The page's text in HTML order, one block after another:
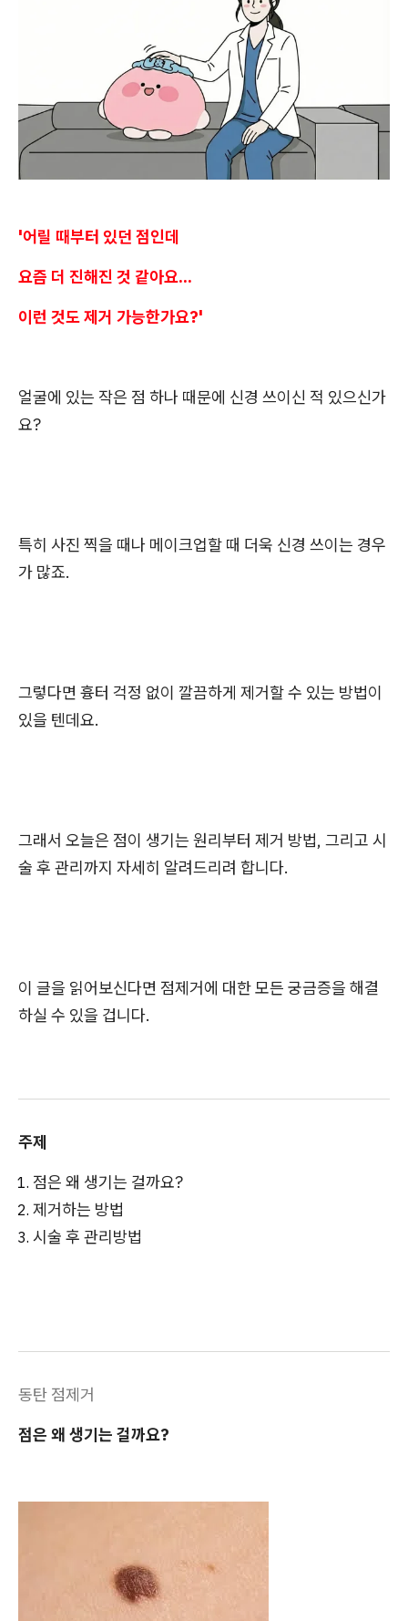
'어릴 때부터 있던 점인데
요즘 더 진해진 것 같아요...
이런 것도 제거 가능한가요?'
얼굴에 있는 작은 점 하나 때문에 신경 쓰이신 적 있으신가
요?
특히 사진 찍을 때나 메이크업할 때 더욱 신경 쓰이는 경우
가 많죠.
그렇다면 흉터 걱정 없이 깔끔하게 제거할 수 있는 방법이
있을 텐데요.
그래서 오늘은 점이 생기는 원리부터 제거 방법, 그리고 시
술 후 관리까지 자세히 알려드리려 합니다.
이 글을 읽어보신다면 점제거에 대한 모든 궁금증을 해결
하실 수 있을 겁니다.
주제
점은 왜 생기는 걸까요?
제거하는 방법
시술 후 관리방법
동탄 점제거
점은 왜 생기는 걸까요?